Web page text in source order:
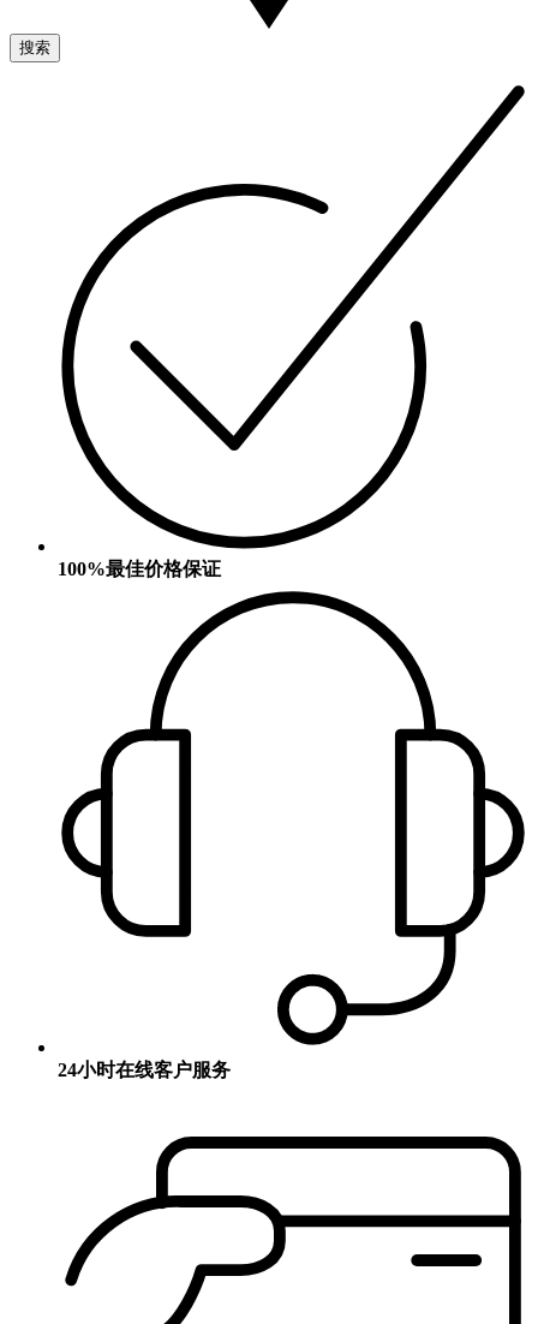
搜索
100%最佳价格保证
24小时在线客户服务